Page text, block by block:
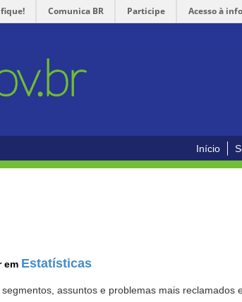
Comunica BR Participe Acesso à
Início
em Estatísticas
assuntos e problemas mais reclamados